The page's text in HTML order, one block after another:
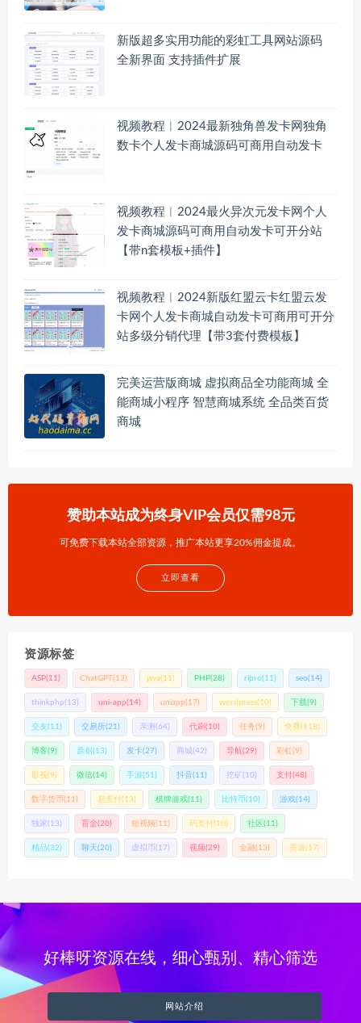
新版超多实用功能的彩虹工具网站源码
全新界面 支持插件扩展
视频教程︱2024最新独角兽发卡网独角
数卡个人发卡商城源码可商用自动发卡
视频教程︱2024最火异次元发卡网个人
发卡商城源码可商用自动发卡可开分站
【带n套模板+插件】
视频教程︱2024新版红盟云卡红盟云发
卡网个人发卡商城自动发卡可商用可开分
站多级分销代理【带3套付费模板】
完美运营版商城 虚拟商品全功能商城 全
能商城小程序 智慧商城系统 全品类百货
商城
赞助本站成为终身VIP会员仅需98元
可免费下载本站全部资源，推广本站更享20%佣金提成。
立即查看
资源标签
ASP(11) ChatGPT(13) java(11) PHP(28) ripro(11) seo(14)
thinkphp(13) uni-app(14) uniapp(17) wordpress(10) 下载(9)
交友(11) 交易所(21) 亲测 (64) 代刷 (10) 任务(9) 免费(118)
博客(9) 原创 (13) 发卡(27) 商城(42) 导航(29) 彩虹(9)
影视(9) 微信(14) 手游(51) 抖音(11) 挖矿(10) 支付(48)
数字货币(11) 易支付(13) 棋牌游戏(11) 比特币(10) 游戏(14)
独家(13) 盲盒(20) 短视频(11) 码支付(10) 社区(11)
精品(32) 聊天(20) 虚拟币(17) 视频(29) 金融(13) 页游(17)
好棒呀资源在线，细心甄别、精心筛选
网站介绍